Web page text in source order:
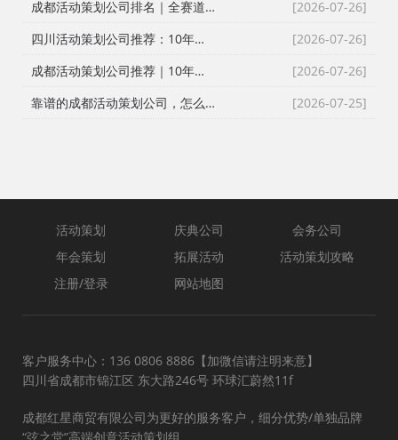
[2026-07-26]
成都活动策划公司排名｜全赛道选型推荐+避坑指南（2026实测版）
[2026-07-26]
四川活动策划公司推荐：10年本土实操经验，帮你选到靠谱服务商
[2026-07-26]
成都活动策划公司推荐｜10年实战团队！全流程一站式庆典演艺搭建服务
[2026-07-25]
靠谱的成都活动策划公司，怎么选？
活动策划 庆典公司
会务公司
年会策划
拓展活动
活动策划攻略
注册/登录
网站地图
客户服务中心：136 0806 8886【加微信请注明来意】
四川省成都市锦江区 东大路246号 环球汇蔚然11f
成都红星商贸有限公司为更好的服务客户，细分优势/单独品牌